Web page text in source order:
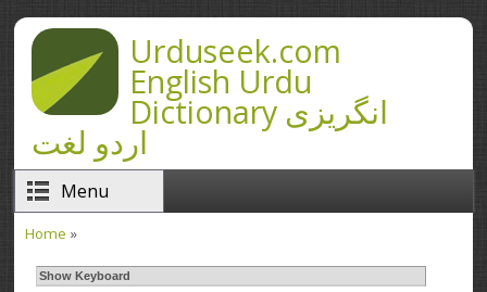
Skip to main contentUrduseek.com
English Urdu
Dictionary انگریزی
اردو لغت
Menu
Home »
Show Keyboard